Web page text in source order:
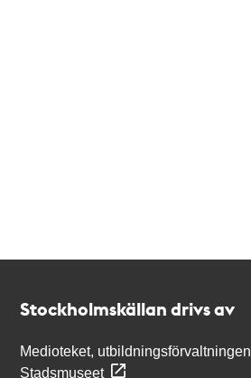
Stockholmskällan drivs av
Medioteket, utbildningsförvaltningen
Stadsmuseet